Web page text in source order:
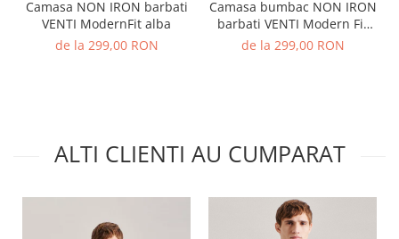
Camasa NON IRON barbati
VENTI ModernFit alba
de la 299,00 RON
Camasa bumbac NON IRON
barbati VENTI Modern Fit
bleu
de la 299,00 RON
ALTI CLIENTI AU CUMPARAT